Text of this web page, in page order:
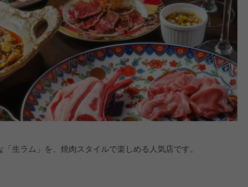
生ラム」を、焼肉スタイルで楽しめる人気店です。